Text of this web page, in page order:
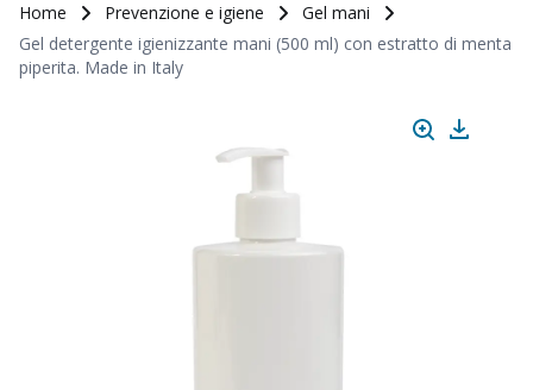
Home Prevenzione e igiene
Gel mani
Gel detergente igienizzante mani (500 ml) con estratto di menta
piperita. Made in Italy